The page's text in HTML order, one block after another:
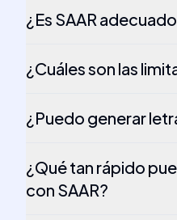
¿Es SAAR
¿Cuáles son las
¿Puedo generar
¿Qué tan rápido
con SAAR?